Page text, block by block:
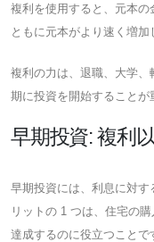
複利を使用すると、元本の
ともに元本がより速く増加
複利の力は、退職、大学
期に投資を開始することが
早期投資: 複利
早期投資には、利息に対
リットの 1 つは、住宅の
達成するのに役立つことで